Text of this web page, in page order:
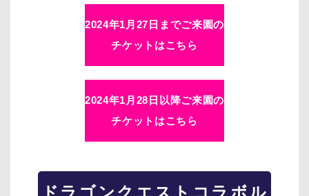
2024年1月27日までご来園の
チケットはこちら
2024年1月28日以降ご来園の
チケットはこちら